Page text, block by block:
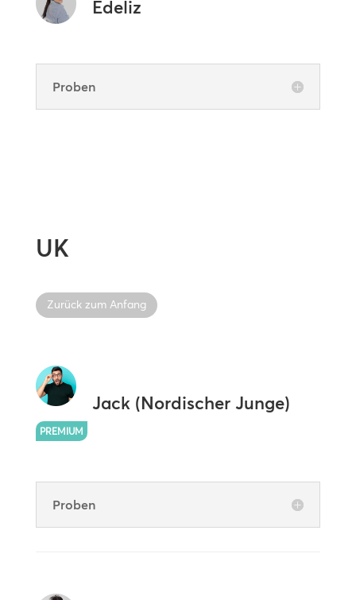
Edeliz
Proben
UK
Zurück zum Anfang
Jack (Nordischer Junge)
PREMIUM
Proben